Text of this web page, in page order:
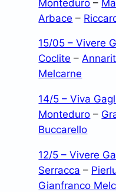
Monteduro –
Arbace –
15/05 – Vivere
Coclite –
Melcarne
14/5 – Viva
Monteduro –
Buccarello
12/5 – Vivere
Serracca –
Gianfranco